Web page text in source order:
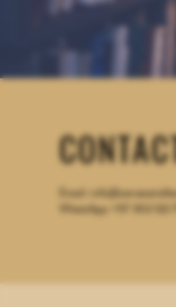
Email:
WhatsApp: +57 302
122